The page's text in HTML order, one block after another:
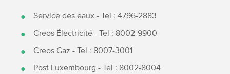
Service des eaux - Tel : 4796-2883
Creos Électricité - Tel : 8002-9900
Creos Gaz - Tel : 8007-3001
Post Luxembourg - Tel : 8002-8004